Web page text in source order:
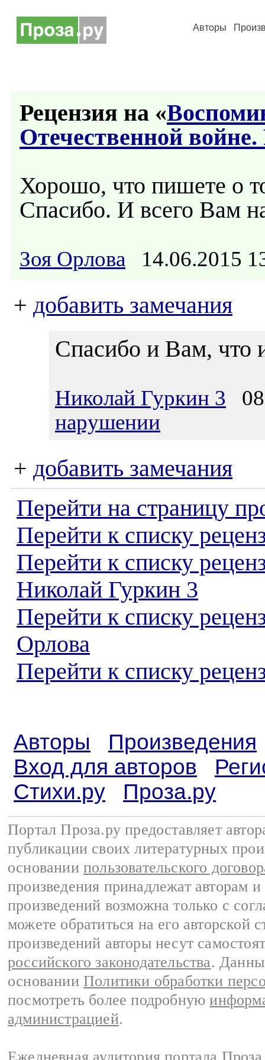
Авторы
Рецензия на «
Отечественной войне.
Хорошо, что пишете о
Спасибо. И всего Вам
Зоя Орлова 14.06.2015
+ добавить замечания
Спасибо и Вам, что
Николай Гуркин 3
нарушении
+ добавить замечания
Перейти на страницу
Перейти к списку
Перейти к списку
Николай Гуркин 3
Перейти к списку
Орлова
Перейти к списку
Авторы
Произведения
Вход для авторов
Стихи.ру
Проза.ру
Портал Проза.ру предоставляет
публикации своих литературных
основании пользовательского
произведения принадлежат авторам
произведений возможна только с
можете обратиться на его авторской
произведений авторы несут
российского законодательства.
основании Политики обработки
посмотреть более подробную
администрацией.
Ежедневная аудитория портала